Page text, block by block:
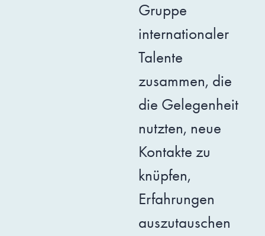
Gruppe
internationaler
Talente
zusammen, die
die Gelegenheit
nutzten, neue
Kontakte zu
knüpfen,
Erfahrungen
auszutauschen